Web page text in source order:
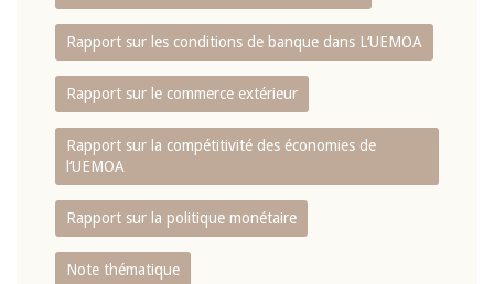
Rapport sur les conditions de banque dans L‘UEMOA
Rapport sur le commerce extérieur
Rapport sur la compétitivité des économies de
l‘UEMOA
Rapport sur la politique monétaire
Note thématique